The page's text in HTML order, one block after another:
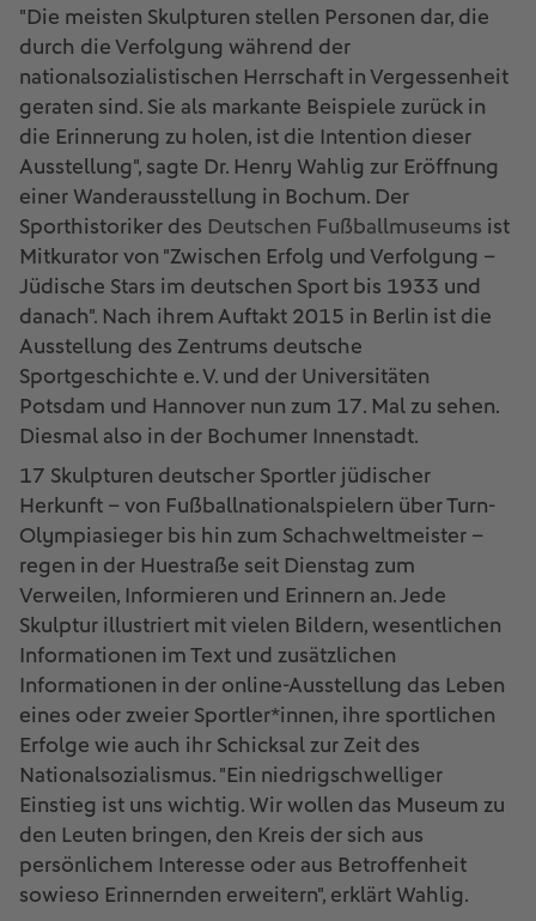
"Die meisten Skulpturen stellen Personen dar, die
durch die Verfolgung während der
nationalsozialistischen Herrschaft in Vergessenheit
geraten sind. Sie als markante Beispiele zurück in
die Erinnerung zu holen, ist die Intention dieser
Ausstellung", sagte Dr. Henry Wahlig zur Eröffnung
einer Wanderausstellung in Bochum. Der
Sporthistoriker des Deutschen Fußballmuseums ist
Mitkurator von "Zwischen Erfolg und Verfolgung –
Jüdische Stars im deutschen Sport bis 1933 und
danach". Nach ihrem Auftakt 2015 in Berlin ist die
Ausstellung des Zentrums deutsche
Sportgeschichte e. V. und der Universitäten
Potsdam und Hannover nun zum 17. Mal zu sehen.
Diesmal also in der Bochumer Innenstadt.
17 Skulpturen deutscher Sportler jüdischer
Herkunft – von Fußballnationalspielern über Turn-
Olympiasieger bis hin zum Schachweltmeister –
regen in der Huestraße seit Dienstag zum
Verweilen, Informieren und Erinnern an. Jede
Skulptur illustriert mit vielen Bildern, wesentlichen
Informationen im Text und zusätzlichen
Informationen in der online-Ausstellung das Leben
eines oder zweier Sportler*innen, ihre sportlichen
Erfolge wie auch ihr Schicksal zur Zeit des
Nationalsozialismus. "Ein niedrigschwelliger
Einstieg ist uns wichtig. Wir wollen das Museum zu
den Leuten bringen, den Kreis der sich aus
persönlichem Interesse oder aus Betroffenheit
sowieso Erinnernden erweitern", erklärt Wahlig.